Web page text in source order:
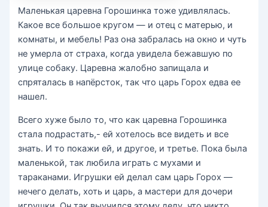
Маленькая царевна Горошинка тоже удивлялась.
Какое все большое кругом — и отец с матерью, и
комнаты, и мебель! Раз она забралась на окно и чуть
не умерла от страха, когда увидела бежавшую по
улице собаку. Царевна жалобно запищала и
спряталась в напёрсток, так что царь Горох едва ее
нашел.
Всего хуже было то, что как царевна Горошинка
стала подрастать,- ей хотелось все видеть и все
знать. И то покажи ей, и другое, и третье. Пока была
маленькой, так любила играть с мухами и
тараканами. Игрушки ей делал сам царь Горох —
нечего делать, хоть и царь, а мастери для дочери